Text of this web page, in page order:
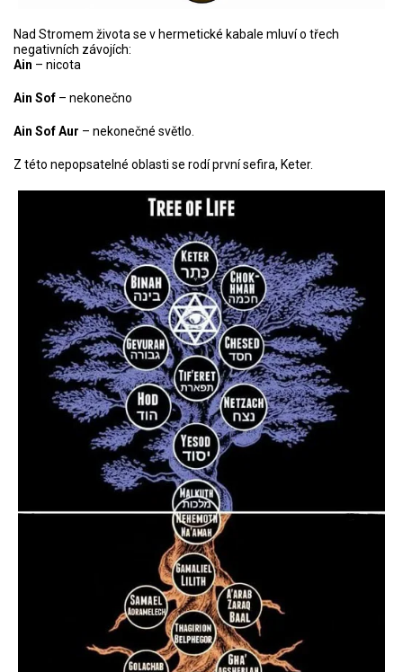
Nad Stromem života se v hermetické kabale mluví o třech
negativních závojích:
Ain – nicota
Ain Sof – nekonečno
Ain Sof Aur – nekonečné světlo.
Z této nepopsatelné oblasti se rodí první sefira, Keter.